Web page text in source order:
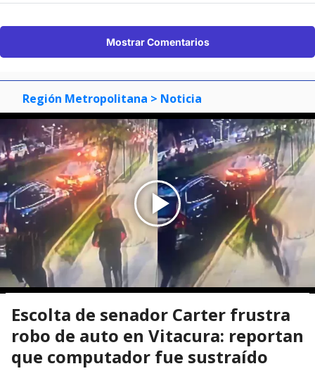
Mostrar Comentarios
Región Metropolitana > Noticia
Escolta de senador Carter frustra
robo de auto en Vitacura: reportan
que computador fue sustraído